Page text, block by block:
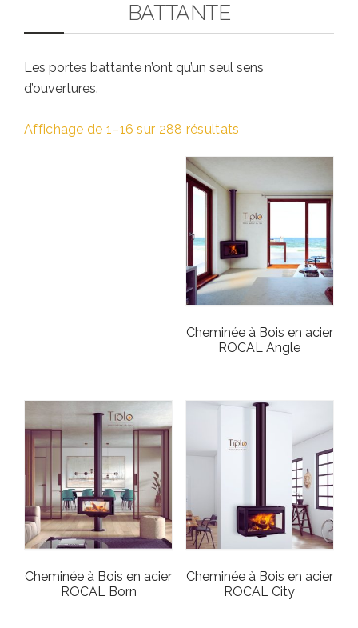
BATTANTE
Les portes battante n’ont qu’un seul sens
d’ouvertures.
Affichage de 1–16 sur 288 résultats
Cheminée à Bois en acier
ROCAL Angle
Cheminée à Bois en acier
ROCAL Born
Cheminée à Bois en acier
ROCAL City